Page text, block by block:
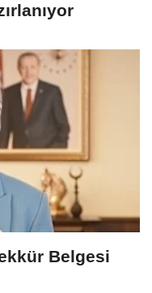
Belgesi